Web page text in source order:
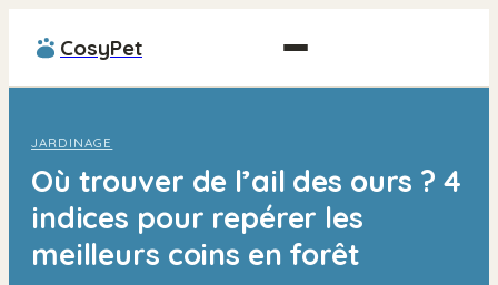
CosyPet
JARDINAGE
Où trouver de l’ail des ours ? 4
indices pour repérer les
meilleurs coins en forêt